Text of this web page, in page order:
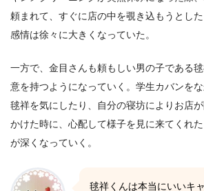
頼まれて、すぐに店の中を覗き込もうとし
感情は徐々に大きくなっていた。
一方で、金目さんも頼もしい男の子である
意を持つようになっていく。学生カバンを
毬祥を気にしたり、自分の寝坊によりお店
かけた時に、心配して様子を見に来てくれ
が深くなっていく。
毬祥くんは本当にいいキ